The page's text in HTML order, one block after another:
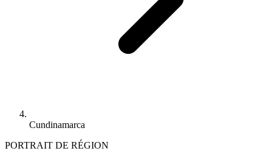
Cundinamarca
PORTRAIT DE RÉGION